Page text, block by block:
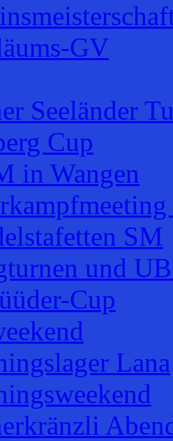
GV
Seeländer
Cup
in Wangen
SM
und
Cup
Lana